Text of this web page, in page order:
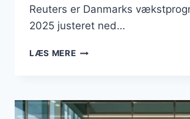
Reuters er Danmarks
2025 justeret ned…
LÆS MEREBUSINESS